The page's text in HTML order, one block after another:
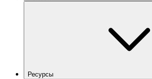
Ресурсы